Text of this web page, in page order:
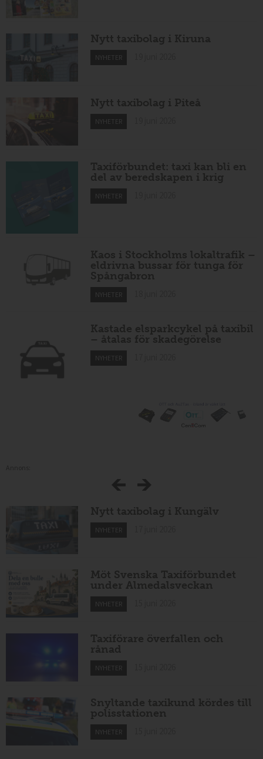
Nytt taxibolag i Kiruna
NYHETER
Nytt taxibolag i Piteå
NYHETER
Taxiförbundet: taxi kan bli en
del av beredskapen i krig
NYHETER
Kaos i Stockholms lokaltrafik –
eldrivna bussar för tunga för
Spångabron
NYHETER
Kastade elsparkcykel på taxibil
– åtalas för skadegörelse
NYHETER
Nytt taxibolag i Kungälv
NYHETER
Möt Svenska Taxiförbundet
under Almedalsveckan
NYHETER
Taxiförare överfallen och
rånad
NYHETER
Snyltande taxikund kördes till
polisstationen
NYHETER